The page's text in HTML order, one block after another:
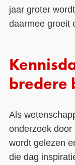
jaar groter
daarmee groeit
bredere
Als
onderzoek door
wordt gelezen
die dag